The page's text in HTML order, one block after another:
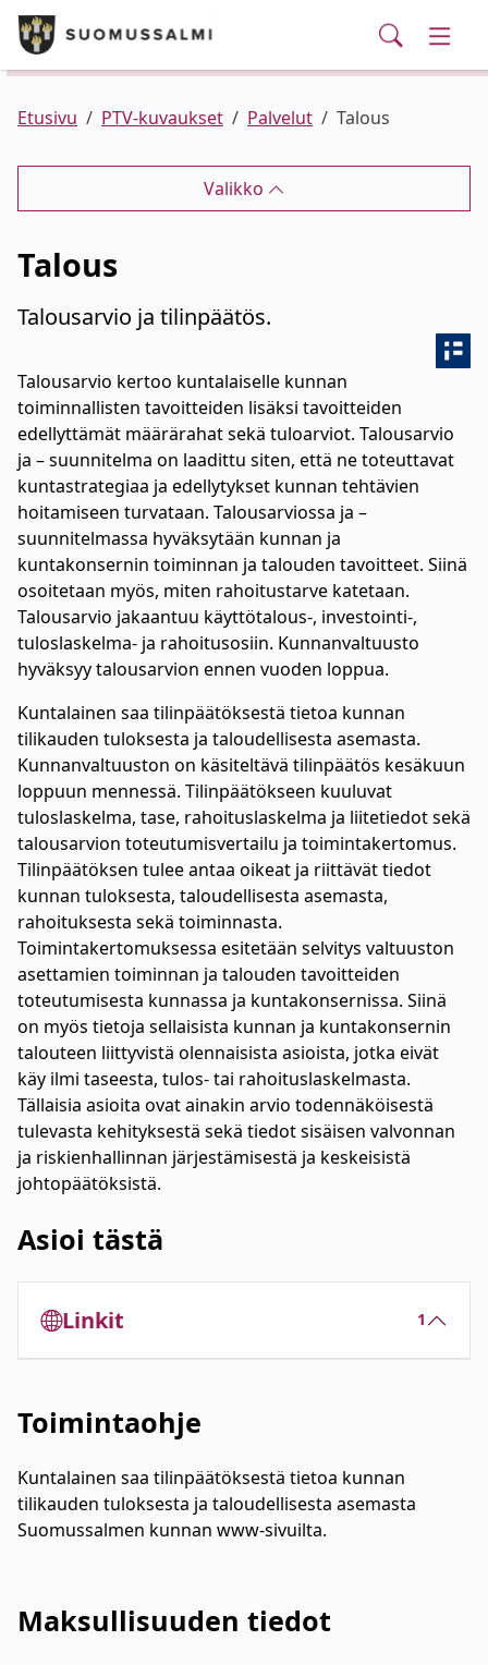
Siirry pääsisältöön
Puhelinluettelo/yhteystiedot
Palvelut
Ajankohtaista
Verkkokauppa
Haku
Kunta ja hallinto
Asuminen ja ympäristö
Varhaiskasvatus ja koulutus
Elinvoima
Kulttuuri, vapaa-aika ja nuoret
Etusivu PTV-kuvaukset Palvelut Talous
Valikko
Talous
Talousarvio ja tilinpäätös.
Talousarvio kertoo kuntalaiselle kunnan
toiminnallisten tavoitteiden lisäksi tavoitteiden
edellyttämät määrärahat sekä tuloarviot. Talousarvio
ja – suunnitelma on laadittu siten, että ne toteuttavat
kuntastrategiaa ja edellytykset kunnan tehtävien
hoitamiseen turvataan. Talousarviossa ja –
suunnitelmassa hyväksytään kunnan ja
kuntakonsernin toiminnan ja talouden tavoitteet. Siinä
osoitetaan myös, miten rahoitustarve katetaan.
Talousarvio jakaantuu käyttötalous-, investointi-,
tuloslaskelma- ja rahoitusosiin. Kunnanvaltuusto
hyväksyy talousarvion ennen vuoden loppua.
Kuntalainen saa tilinpäätöksestä tietoa kunnan
tilikauden tuloksesta ja taloudellisesta asemasta.
Kunnanvaltuuston on käsiteltävä tilinpäätös kesäkuun
loppuun mennessä. Tilinpäätökseen kuuluvat
tuloslaskelma, tase, rahoituslaskelma ja liitetiedot sekä
talousarvion toteutumisvertailu ja toimintakertomus.
Tilinpäätöksen tulee antaa oikeat ja riittävät tiedot
kunnan tuloksesta, taloudellisesta asemasta,
rahoituksesta sekä toiminnasta.
Toimintakertomuksessa esitetään selvitys valtuuston
asettamien toiminnan ja talouden tavoitteiden
toteutumisesta kunnassa ja kuntakonsernissa. Siinä
on myös tietoja sellaisista kunnan ja kuntakonsernin
talouteen liittyvistä olennaisista asioista, jotka eivät
käy ilmi taseesta, tulos- tai rahoituslaskelmasta.
Tällaisia asioita ovat ainakin arvio todennäköisestä
tulevasta kehityksestä sekä tiedot sisäisen valvonnan
ja riskienhallinnan järjestämisestä ja keskeisistä
johtopäätöksistä.
Asioi tästä
Linkit 1
Toimintaohje
Kuntalainen saa tilinpäätöksestä tietoa kunnan
tilikauden tuloksesta ja taloudellisesta asemasta
Suomussalmen kunnan www-sivuilta.
Maksullisuuden tiedot